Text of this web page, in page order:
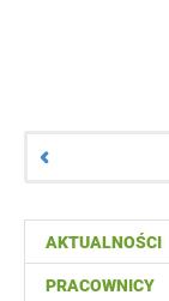
AKTUALNOŚCI
PRACOWNICY